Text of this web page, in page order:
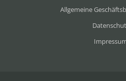
Allgemeine